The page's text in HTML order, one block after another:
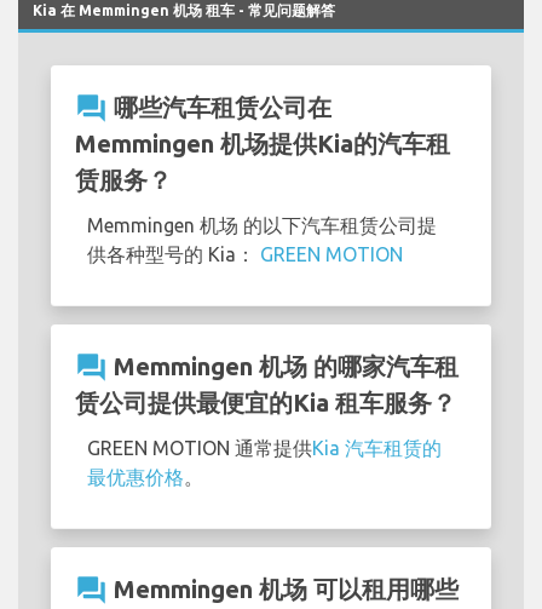
Kia 在 Memmingen 机场 租车 - 常见问题解答
question_answer 哪些汽车租赁公司在
Memmingen 机场提供Kia的汽车租
赁服务？
Memmingen 机场 的以下汽车租赁公司提
供各种型号的 Kia： GREEN MOTION
question_answer Memmingen 机场 的哪家汽车租
赁公司提供最便宜的Kia 租车服务？
GREEN MOTION 通常提供Kia 汽车租赁的
最优惠价格
question_answer Memmingen 机场 可以租用哪些